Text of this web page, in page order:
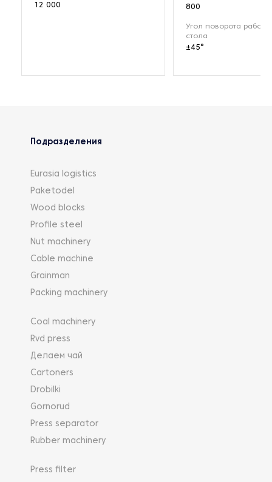
12 000
800
Угол поворота
стола
±45°
Подразделения
Eurasia logistics
Paketodel
Wood blocks
Profile steel
Nut machinery
Cable machine
Grainman
Packing machinery
Coal machinery
Rvd press
Делаем чай
Cartoners
Drobilki
Gornorud
Press separator
Rubber machinery
Press filter